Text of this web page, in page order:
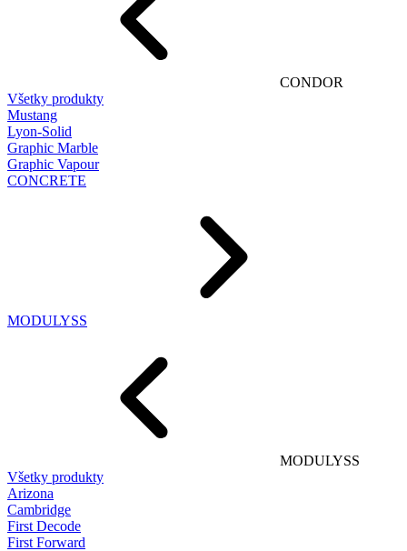
CONDOR
Všetky produkty
Mustang
Lyon-Solid
Graphic Marble
Graphic Vapour
CONCRETE
MODULYSS
MODULYSS
Všetky produkty
Arizona
Cambridge
First Decode
First Forward